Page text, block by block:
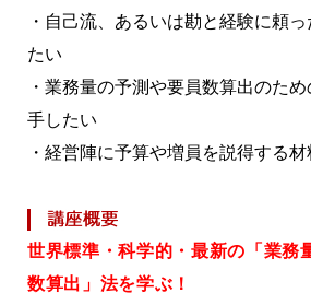
・自己流、あるいは勘と経験に頼
たい
・業務量の予測や要員数算出のた
手したい
・経営陣に予算や増員を説得する
世界標準・科学的・最新の「業務
数算出」法を学ぶ！